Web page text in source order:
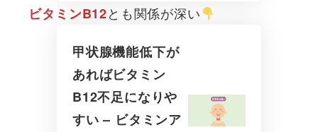
ビタミンB12とも関係が深い
甲状腺機能低下が
あればビタミン
B12不足になりや
すい – ビタミンア